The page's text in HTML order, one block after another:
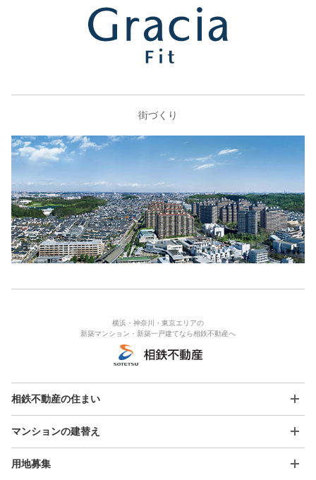
街づくり
横浜・神奈川・東京エリアの
新築マンション・新築一戸建てなら相鉄不動産へ
相鉄不動産の住まい
マンションの建替え
用地募集